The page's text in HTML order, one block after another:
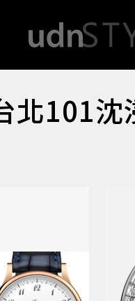
101沈